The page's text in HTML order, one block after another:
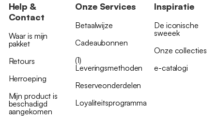
Help &
Contact
Waar is mijn
pakket
Retours
Herroeping
Mijn product is
beschadigd
aangekomen
Onze Services
Betaalwijze
Cadeaubonnen
(1)
Leveringsmethoden
Reserveonderdelen
Loyaliteitsprogramma
Inspiratie
De iconische
sweeek
Onze collecties
e-catalogi